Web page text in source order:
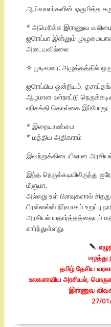
ஆய்வாளர்களின் ஒருமித்த
* அமெரிக்க இராணுவ
ஐரோப்பா இன்னும்
அடையவில்லை
✧ முடிவுரை: அழுத்தத்தில்
ஐரோப்பிய ஒன்றியம்,
ஆழமான உள்நாட்டு
எரிசக்தி கொள்கை இப்போது:
* இறையாண்மை
* மத்திய அதிகாரம்
இவற்றுக்கிடையிலான
இந்த நெருக்கடியிலிருந்து
மீளுமா,
அல்லது உள் பிளவுகளால்
பிரஸ்ஸல்ஸ் நிர்வாகம் உறுப்பு
அரசியல் யதார்த்தத்தையும்
சார்ந்துள்ளது.
ஈழத்து
தமிழ் தேசிய
உலகளாவிய அரசியல்,
இராணுவ
27/